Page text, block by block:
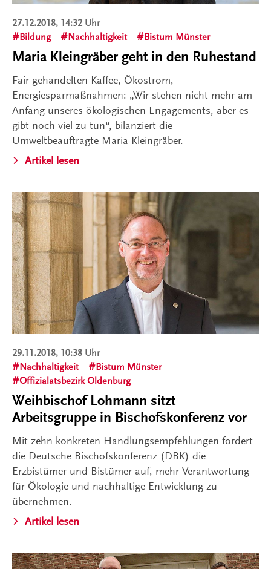
27.12.2018, 14:32 Uhr
Bildung
Nachhaltigkeit Bistum Münster
Maria Kleingräber geht in den Ruhestand
Fair gehandelten Kaffee, Ökostrom,
Energiesparmaßnahmen: „Wir stehen nicht mehr am
Anfang unseres ökologischen Engagements, aber es
gibt noch viel zu tun“, bilanziert die
Umweltbeauftragte Maria Kleingräber.
Artikel lesen
29.11.2018, 10:38 Uhr
Nachhaltigkeit
Bistum Münster
Offizialatsbezirk Oldenburg
Weihbischof Lohmann sitzt
Arbeitsgruppe in Bischofskonferenz vor
Mit zehn konkreten Handlungsempfehlungen fordert
die Deutsche Bischofskonferenz (DBK) die
Erzbistümer und Bistümer auf, mehr Verantwortung
für Ökologie und nachhaltige Entwicklung zu
übernehmen.
Artikel lesen